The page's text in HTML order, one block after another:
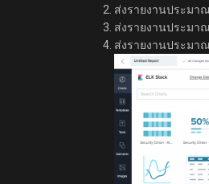
ส่งรายงานประมา
ส่งรายงานประมา
ส่งรายงานประมา